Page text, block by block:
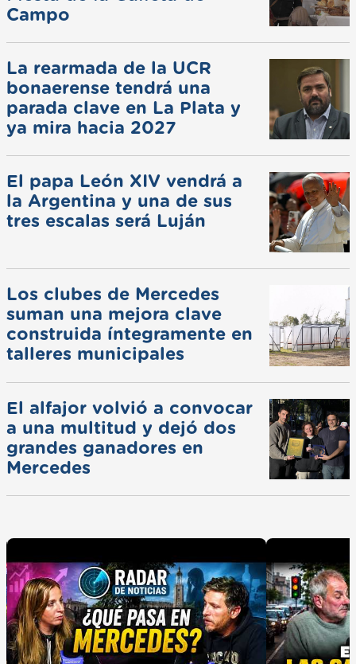
Campo
La rearmada de la UCR
bonaerense tendrá una
parada clave en La Plata y
ya mira hacia 2027
El papa León XIV vendrá a
la Argentina y una de sus
tres escalas será Luján
Los clubes de Mercedes
suman una mejora clave
construida íntegramente en
talleres municipales
El alfajor volvió a convocar
a una multitud y dejó dos
grandes ganadores en
Mercedes